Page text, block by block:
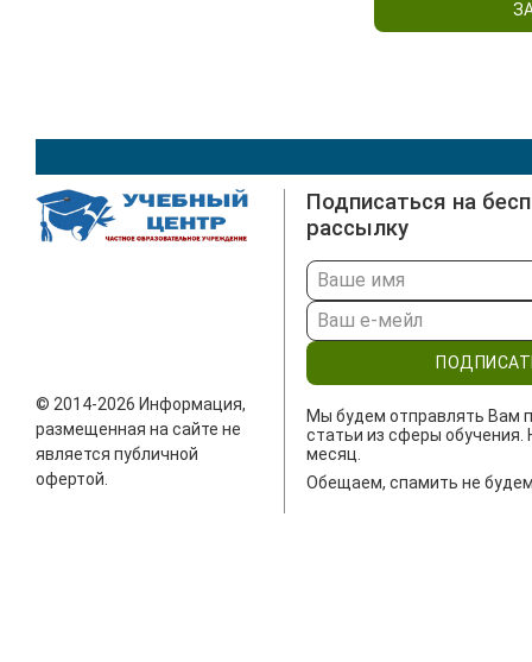
© 2014-2026 Информация,
размещенная на сайте не
является публичной
офертой.
Подписаться на
рассылку
Мы будем отправлять Вам
статьи из сферы обучения.
месяц.
Обещаем, спамить не